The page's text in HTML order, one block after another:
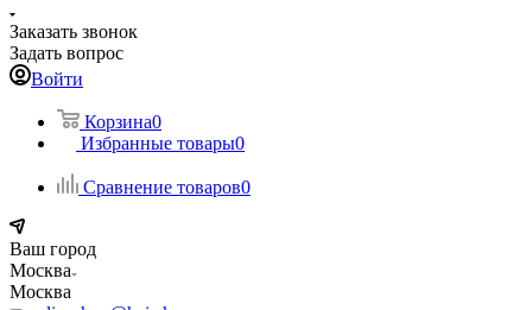
Заказать звонок
Задать вопрос
Войти
Корзина0
Избранные товары0
Сравнение товаров0
Ваш город
Москва
Москва